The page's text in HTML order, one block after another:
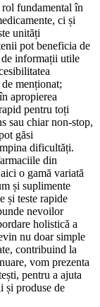
fundamental în
ci și
unități
pot beneficia de
de informații utile
menționat;
apropierea
pentru toți
sau chiar non-stop,
găsi
dificultăți.
din
o gamă variată
și suplimente
și teste rapide
nevoilor
holistică a
nu doar simple
contribuind la
vom prezenta
pentru a ajuta
și produse de